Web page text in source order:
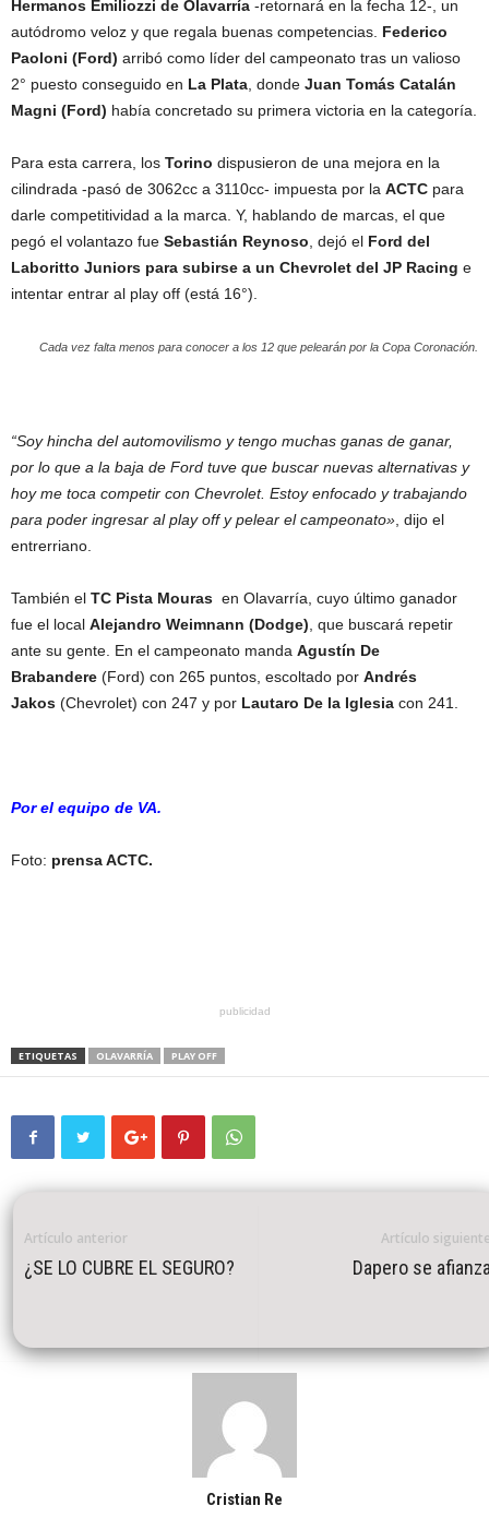
Hermanos Emiliozzi de Olavarría -retornará en la fecha 12-, un
autódromo veloz y que regala buenas competencias. Federico
Paoloni (Ford) arribó como líder del campeonato tras un valioso
2° puesto conseguido en La Plata , donde Juan Tomás Catalán
Magni (Ford) había concretado su primera victoria en la categoría.
Para esta carrera, los Torino dispusieron de una mejora en la
cilindrada -pasó de 3062cc a 3110cc- impuesta por la ACTC para
darle competitividad a la marca. Y, hablando de marcas, el que
pegó el volantazo fue Sebastián Reynoso , dejó el Ford del
Laboritto Juniors para subirse a un Chevrolet del JP Racing e
intentar entrar al play off (está 16°).
Cada vez falta menos para conocer a los 12 que pelearán por la Copa Coronación.
“Soy hincha del automovilismo y tengo muchas ganas de ganar,
por lo que a la baja de Ford tuve que buscar nuevas alternativas y
hoy me toca competir con Chevrolet. Estoy enfocado y trabajando
para poder ingresar al play off y pelear el campeonato» , dijo el
entrerriano.
También el TC Pista Mouras en Olavarría, cuyo último ganador
fue el local Alejandro Weimnann (Dodge) , que buscará repetir
ante su gente. En el campeonato manda Agustín De
Brabandere (Ford) con 265 puntos, escoltado por Andrés
Jakos (Chevrolet) con 247 y por Lautaro De la Iglesia con 241.
Por el equipo de VA.
Foto: prensa ACTC.
publicidad
ETIQUETAS OLAVARRÍA PLAY OFF
Artículo anterior
¿SE LO CUBRE EL SEGURO?
Artículo
Dapero se
Cristian Re